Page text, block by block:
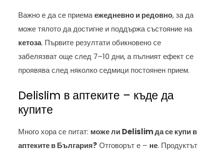
Важно е да се приемаежедневно и редовно, за да
може тялото да достигне и поддържа състояние на
кетоза. Първите резултати обикновено се
забелязват още след 7–10 дни, а пълният ефект се
проявява след няколко седмици постоянен прием.
Delislim в аптеките – къде да
купите
Много хора се питат: може ли Delislim да се купи в
аптеките в България? Отговорът е – не. Продуктът